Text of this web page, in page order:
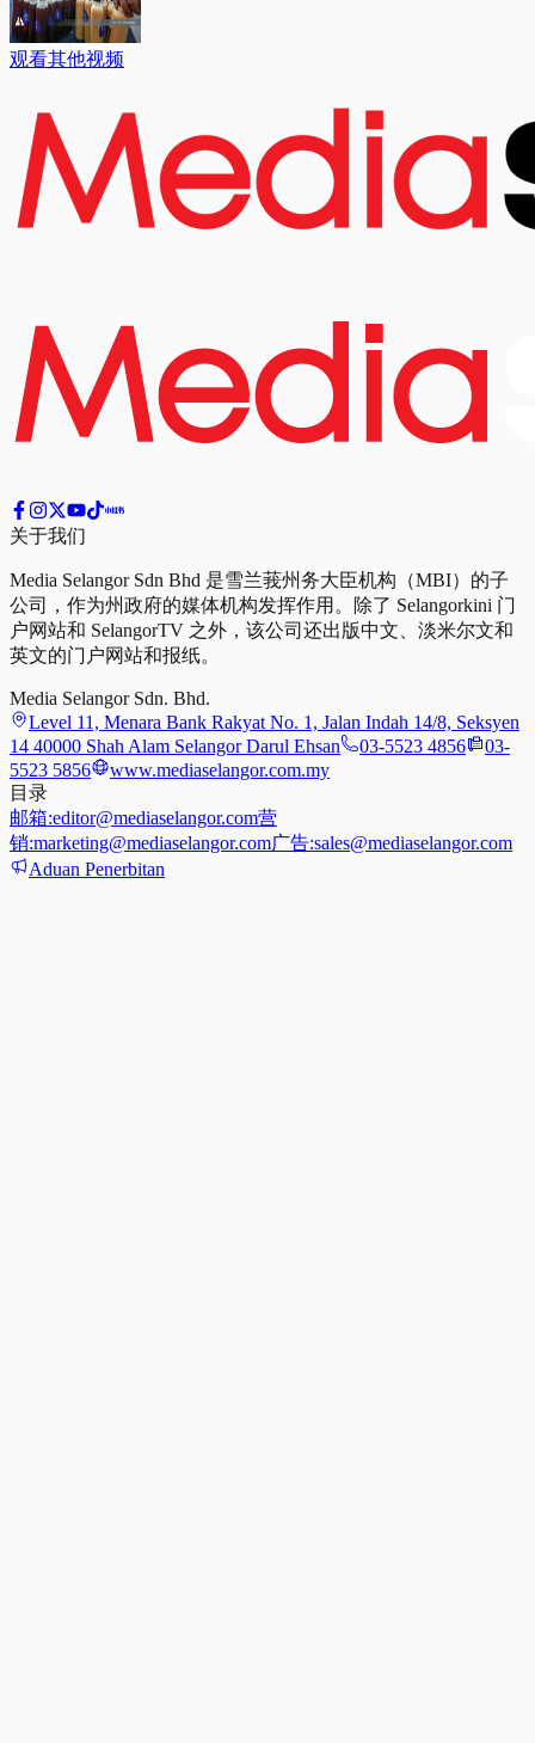
观看其他视频
关于我们
Media Selangor Sdn Bhd 是雪兰莪州务大臣机构（MBI）的子
公司，作为州政府的媒体机构发挥作用。除了 Selangorkini 门
户网站和 SelangorTV 之外，该公司还出版中文、淡米尔文和
英文的门户网站和报纸。
Media Selangor Sdn. Bhd.
Level 11, Menara Bank Rakyat No. 1, Jalan Indah 14/8, Seksyen
14 40000 Shah Alam Selangor Darul Ehsan
03-5523 4856
03-
5523 5856
www.mediaselangor.com.my
目录
邮箱:editor@mediaselangor.com营
销:marketing@mediaselangor.com广告:sales@mediaselangor.com
Aduan Penerbitan